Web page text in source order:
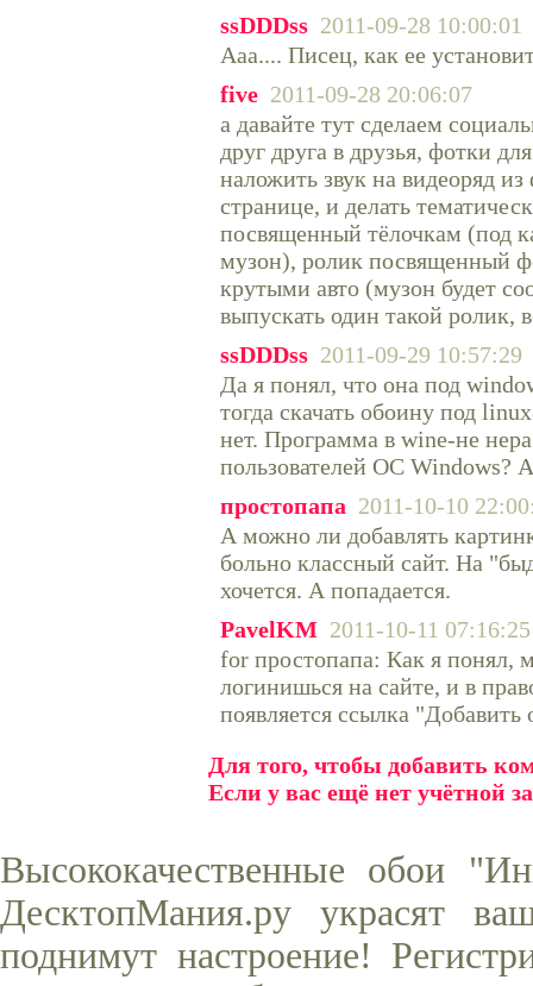
ssDDDss 2011-09-28 10:00:01
Ааа.... Писец, как ее
five 2011-09-28 20:06:07
а давайте тут сделаем
друг друга в друзья, фотки
наложить звук на видеоряд
странице, и делать
посвященный тёлочкам (под
музон), ролик посвященный
крутыми авто (музон будет
выпускать один такой ролик,
ssDDDss 2011-09-29 10:57:29
Да я понял, что она под
тогда скачать обоину под
нет. Программа в wine-не
пользователей ОС Windows?
простопапа 2011-10-10
А можно ли добавлять
больно классный сайт. На
хочется. А попадается.
PavelKM 2011-10-11 07:16:25
for простопапа: Как я понял,
логинишься на сайте, и в
появляется ссылка "Добавить
Для того, чтобы добавить
Если у вас ещё нет учётной
Высококачественные обои
ДесктопМания.ру украсят
поднимут настроение!